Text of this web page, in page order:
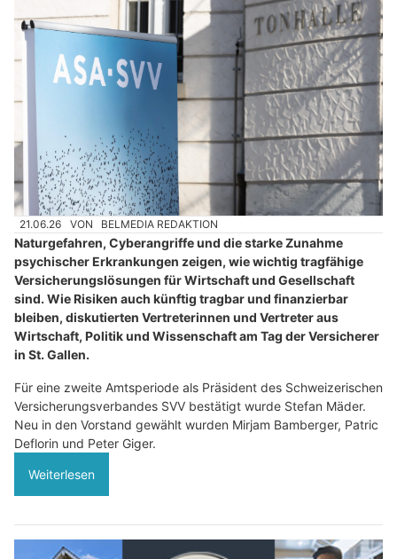
21.06.26 VON BELMEDIA REDAKTION
Naturgefahren, Cyberangriffe und die starke Zunahme
psychischer Erkrankungen zeigen, wie wichtig tragfähige
Versicherungslösungen für Wirtschaft und Gesellschaft
sind. Wie Risiken auch künftig tragbar und finanzierbar
bleiben, diskutierten Vertreterinnen und Vertreter aus
Wirtschaft, Politik und Wissenschaft am Tag der Versicherer
in St. Gallen.
Für eine zweite Amtsperiode als Präsident des Schweizerischen
Versicherungsverbandes SVV bestätigt wurde Stefan Mäder.
Neu in den Vorstand gewählt wurden Mirjam Bamberger, Patric
Deflorin und Peter Giger.
Weiterlesen